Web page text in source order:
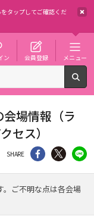
をタップしてご確認くだ
ン 会員登録 メニュー
場情報（ラ
セス）
SHARE シェア Twitter
ご不明な点は各会場